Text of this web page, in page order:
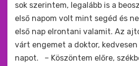
sok szerintem, legalább is a
első napom volt mint segéd és
első nap elrontani valamit. Az
várt engemet a doktor,
napot. – Köszöntem előre,